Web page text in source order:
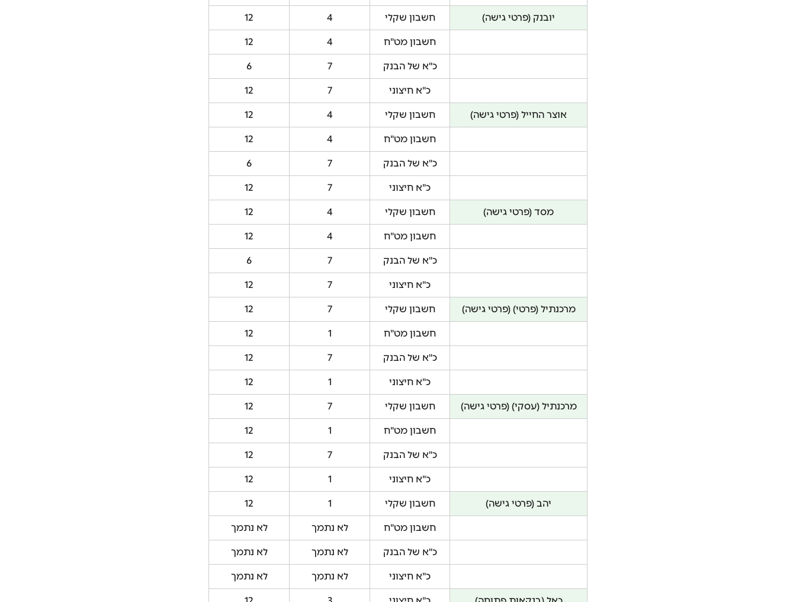
יובנק (פרטי גישה) חשבון שקלי 4
12
חשבון מט"ח 4
12
כ"א של הבנק 7
6
כ"א חיצוני 7
12
אוצר החייל (פרטי גישה) חשבון שקלי 4
12
חשבון מט"ח 4
12
כ"א של הבנק 7
6
כ"א חיצוני 7
12
מסד (פרטי גישה) חשבון שקלי 4
12
חשבון מט"ח 4
12
כ"א של הבנק 7
6
כ"א חיצוני 7
12
מרכנתיל (פרטי) (פרטי גישה) חשבון שקלי 7
12
חשבון מט"ח 1
12
כ"א של הבנק 7
12
כ"א חיצוני 1
12
מרכנתיל (עסקי) (פרטי גישה) חשבון שקלי 7
12
חשבון מט"ח 1
12
כ"א של הבנק 7
12
כ"א חיצוני 1
12
יהב (פרטי גישה) חשבון שקלי 1
12
חשבון מט"ח לא נתמך לא נתמך
כ"א של הבנק לא נתמך לא נתמך
כ"א חיצוני לא נתמך לא נתמך